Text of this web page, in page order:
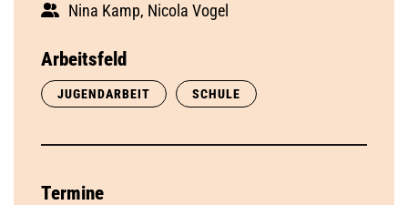
Nina Kamp, Nicola Vogel
Arbeitsfeld
JUGENDARBEIT SCHULE
Termine